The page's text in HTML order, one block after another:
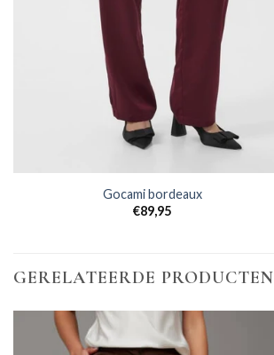
Gocami bordeaux
€89,95
GERELATEERDE PRODUCTEN